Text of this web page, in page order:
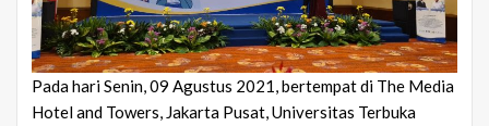
Pada hari Senin, 09 Agustus 2021, bertempat di The Media
Hotel and Towers, Jakarta Pusat, Universitas Terbuka